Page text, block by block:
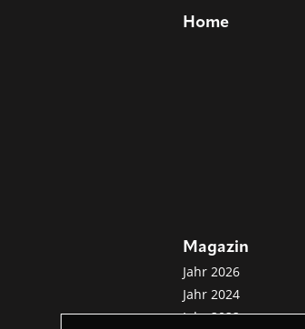
Home
Magazin
Jahr 2026
Jahr 2024
Jahr 2022